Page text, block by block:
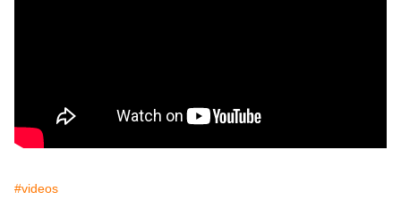
#videos